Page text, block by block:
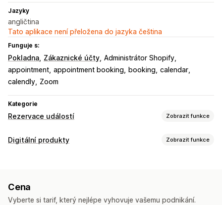
Jazyky
angličtina
Tato aplikace není přeložena do jazyka čeština
Funguje s:
Pokladna Zákaznické účty Administrátor Shopify
appointment appointment booking booking calendar
calendly Zoom
Kategorie
Rezervace událostí Zobrazit funkce
Typ akce
Správa rezervací
Kalendář
Plánování Termíny Blokovaní dat
Více rezervací
Digitální produkty Zobrazit funkce
Cena
Vyberte si tarif, který nejlépe vyhovuje vašemu podnikání.